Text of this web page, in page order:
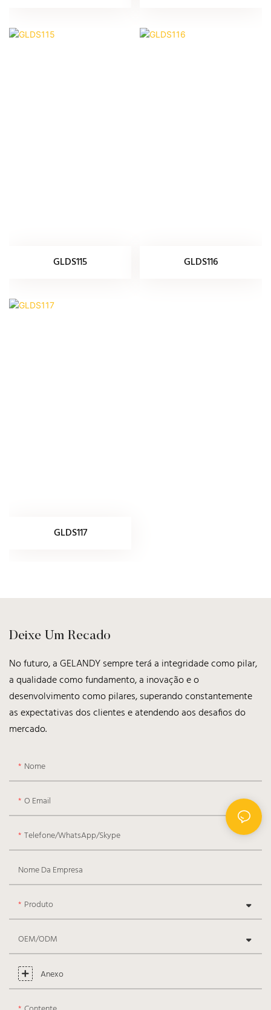
GLDS115 GLDS116
GLDS117
Deixe Um Recado
No futuro, a GELANDY sempre terá a integridade como pilar,
a qualidade como fundamento, a inovação e o
desenvolvimento como pilares, superando constantemente
as expectativas dos clientes e atendendo aos desafios do
mercado.
Nome
O Email
Telefone/WhatsApp/Skype
Nome Da Empresa
Produto
OEM/ODM
Anexo